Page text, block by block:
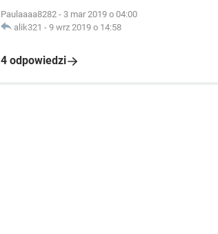
Paulaaaa8282 - 3 mar 2019 o 04:00
alik321 - 9 wrz 2019 o 14:58
4 odpowiedzi